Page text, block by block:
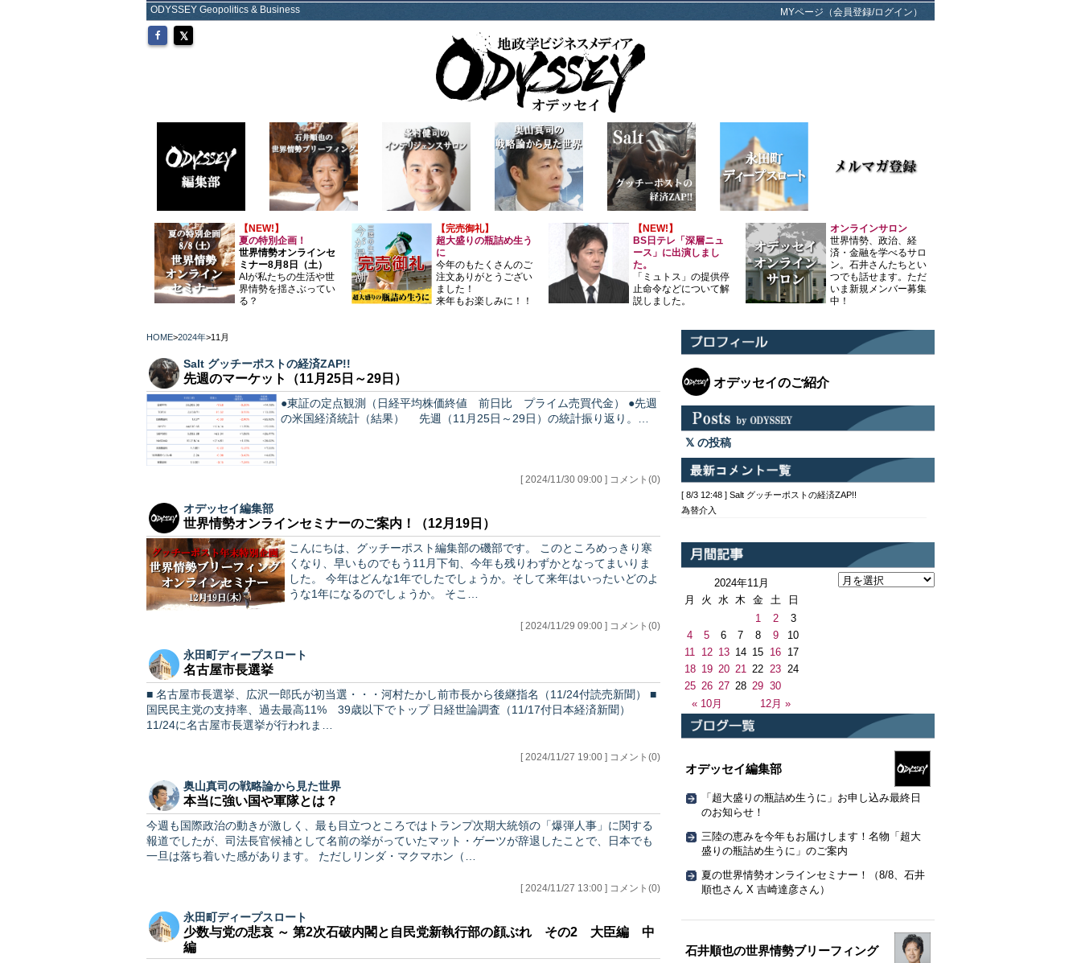
ODYSSEY Geopolitics & Business MYページ（会員登録/ログイン）
【NEW!】
夏の特別企画！
世界情勢オンラインセ
ミナー8月8日（土）
AIが私たちの生活や世
界情勢を揺さぶってい
る？
【完売御礼】
超大盛りの瓶詰め生う
に
今年のもたくさんのご
注文ありがとうござい
ました！
来年もお楽しみに！！
【NEW!】
BS日テレ「深層ニュ
ース」に出演しまし
た。
「ミュトス」の提供停
止命令などについて解
説しました。
オンラインサロン
世界情勢、政治、経
済・金融を学べるサロ
ン。石井さんたちとい
つでも話せます。ただ
いま新規メンバー募集
中！
HOME>2024年>11月
Salt グッチーポストの経済ZAP!!
先週のマーケット（11月25日～29日）
●東証の定点観測（日経平均株価終値 前日比 プライム売買代金） ●先週
の米国経済統計（結果） 先週（11月25日～29日）の統計振り返り。…
[ 2024/11/30 09:00 ] コメント(0)
オデッセイ編集部
世界情勢オンラインセミナーのご案内！（12月19日）
こんにちは、グッチーポスト編集部の磯部です。 このところめっきり寒
くなり、早いものでもう11月下旬、今年も残りわずかとなってまいりま
した。 今年はどんな1年でしたでしょうか。そして来年はいったいどのよ
うな1年になるのでしょうか。 そこ…
[ 2024/11/29 09:00 ] コメント(0)
永田町ディープスロート
名古屋市長選挙
■ 名古屋市長選挙、広沢一郎氏が初当選・・・河村たかし前市長から後継指名（11/24付読売新聞） ■
国民民主党の支持率、過去最高11% 39歳以下でトップ 日経世論調査（11/17付日本経済新聞）
11/24に名古屋市長選挙が行われま…
[ 2024/11/27 19:00 ] コメント(0)
奥山真司の戦略論から見た世界
本当に強い国や軍隊とは？
今週も国際政治の動きが激しく、最も目立つところではトランプ次期大統領の「爆弾人事」に関する
報道でしたが、司法長官候補として名前の挙がっていたマット・ゲーツが辞退したことで、日本でも
一旦は落ち着いた感があります。 ただしリンダ・マクマホン（…
[ 2024/11/27 13:00 ] コメント(0)
永田町ディープスロート
少数与党の悲哀 ～ 第2次石破内閣と自民党新執行部の顔ぶれ その2 大臣編 中
編
オデッセイのご紹介
の投稿
[ 8/3 12:48 ] Salt グッチーポストの経済ZAP!!
為替介入
2024年11月
月
火 水 木 金 土 日
« 10月 12月 »
1 2
3
4
5 6 7 8 9
10
11
12 13 14 15 16 17
18 19 20 21 22 23 24
25 26 27 28 29 30
オデッセイ編集部
「超大盛りの瓶詰め生うに」お申し込み最終日
のお知らせ！
三陸の恵みを今年もお届けします！名物「超大
盛りの瓶詰め生うに」のご案内
夏の世界情勢オンラインセミナー！（8/8、石井
順也さん X 吉崎達彦さん）
石井順也の世界情勢ブリーフィング